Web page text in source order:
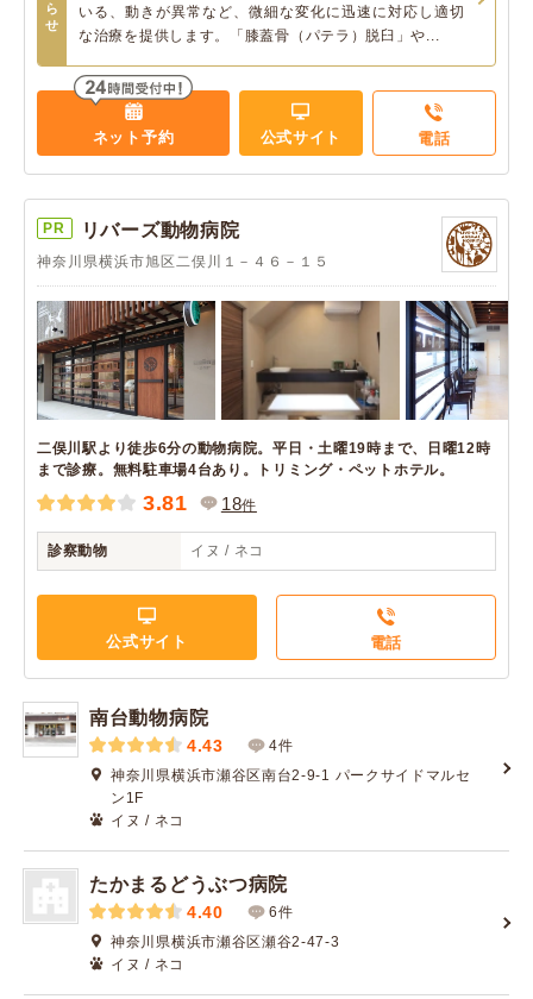
ら
せ
いる、動きが異常など、微細な変化に迅速に対応し適切
な治療を提供します。「膝蓋骨（パテラ）脱臼」や...
ネット予約 公式サイト 電話
PR リバーズ動物病院
神奈川県横浜市旭区二俣川１－４６－１５
二俣川駅より徒歩6分の動物病院。平日・土曜19時まで、日曜12時
まで診療。無料駐車場4台あり。トリミング・ペットホテル。
3.81 18件
診察動物 イヌ / ネコ
公式サイト 電話
南台動物病院
4.43
4件
神奈川県横浜市瀬谷区南台2-9-1 パークサイドマルセ
ン1F
イヌ / ネコ
たかまるどうぶつ病院
4.40
6件
神奈川県横浜市瀬谷区瀬谷2-47-3
イヌ / ネコ